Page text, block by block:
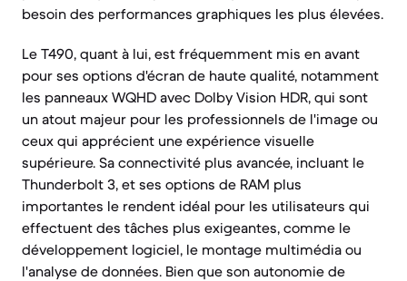
besoin des performances graphiques les plus élevées.
Le T490, quant à lui, est fréquemment mis en avant
pour ses options d'écran de haute qualité, notamment
les panneaux WQHD avec Dolby Vision HDR, qui sont
un atout majeur pour les professionnels de l'image ou
ceux qui apprécient une expérience visuelle
supérieure. Sa connectivité plus avancée, incluant le
Thunderbolt 3, et ses options de RAM plus
importantes le rendent idéal pour les utilisateurs qui
effectuent des tâches plus exigeantes, comme le
développement logiciel, le montage multimédia ou
l'analyse de données. Bien que son autonomie de